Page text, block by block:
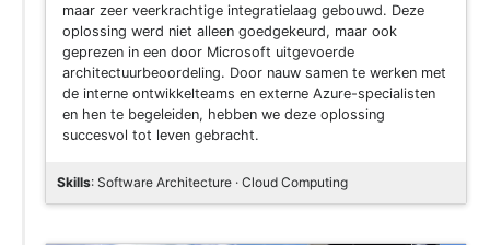
maar zeer veerkrachtige integratielaag gebouwd. Deze
oplossing werd niet alleen goedgekeurd, maar ook
geprezen in een door Microsoft uitgevoerde
architectuurbeoordeling. Door nauw samen te werken met
de interne ontwikkelteams en externe Azure-specialisten
en hen te begeleiden, hebben we deze oplossing
succesvol tot leven gebracht.
Skills: Software Architecture · Cloud Computing